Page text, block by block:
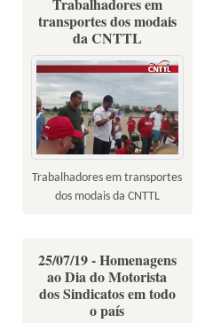
transportes dos modais
da CNTTL
Trabalhadores em transportes
dos modais da CNTTL
25/07/19 - Homenagens
ao Dia do Motorista
dos Sindicatos em todo
o país